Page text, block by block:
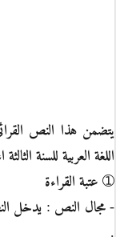
يتضمن هذا النص
اللغة العربية للسنة
➀ عتبة القراءة
- مجال النص : يدخل النص
.